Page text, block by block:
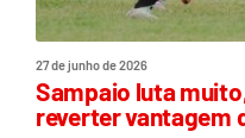
27 de junho de 2026
Sampaio luta
reverter vantagem